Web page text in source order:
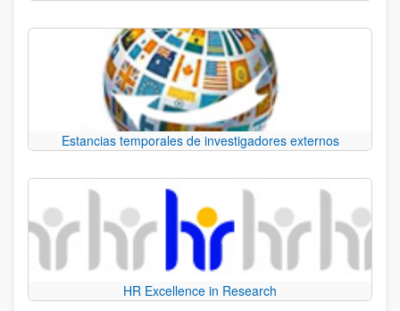
Estancias temporales de investigadores externos
HR Excellence in Research